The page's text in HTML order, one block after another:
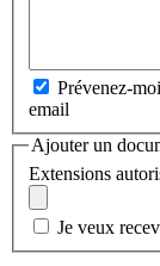
Prévenez-
email
Ajouter un
Extensions
Je veux